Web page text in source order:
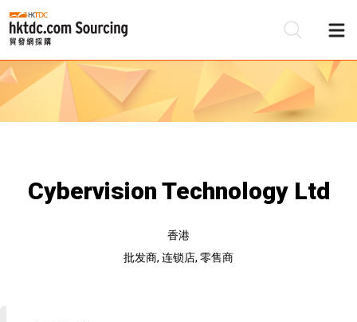
Cybervision Technology Ltd
香港
批发商, 连锁店, 零售商